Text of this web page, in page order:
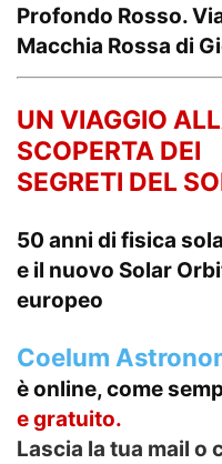
Profondo Rosso.
Macchia Rossa di
UN VIAGGIO
SCOPERTA DEI
SEGRETI DEL
50 anni di fisica
e il nuovo Solar
europeo
Coelum
è online, come
e gratuito.
Lascia la tua mail o